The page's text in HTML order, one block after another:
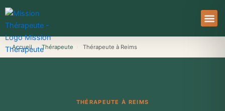
Aller
au
contenu
Accueil › Thérapeute Thérapeute à Reims
THÉRAPEUTE À REIMS